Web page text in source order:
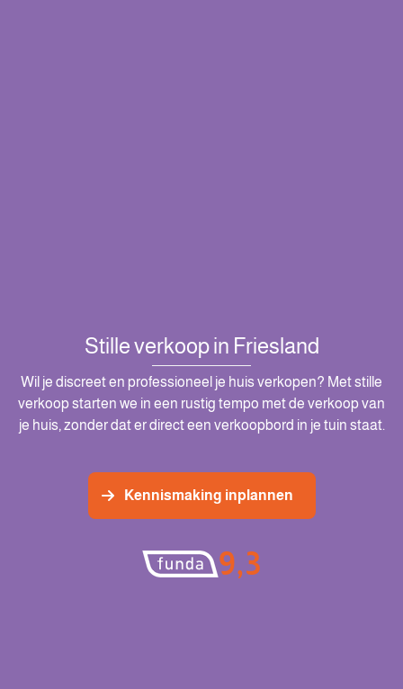
Stille verkoop in Friesland
Wil je discreet en professioneel je huis verkopen? Met stille
verkoop starten we in een rustig tempo met de verkoop van
je huis, zonder dat er direct een verkoopbord in je tuin staat.
Kennismaking inplannen
9,3